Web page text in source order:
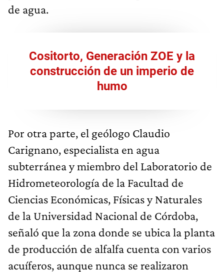
de agua.
Cositorto, Generación ZOE y la
construcción de un imperio de
humo
Por otra parte, el geólogo Claudio
Carignano, especialista en agua
subterránea y miembro del Laboratorio de
Hidrometeorología de la Facultad de
Ciencias Económicas, Físicas y Naturales
de la Universidad Nacional de Córdoba,
señaló que la zona donde se ubica la planta
de producción de alfalfa cuenta con varios
acuíferos, aunque nunca se realizaron